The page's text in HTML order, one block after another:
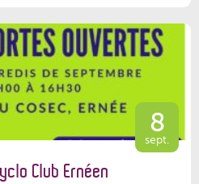
8
sept.
Club Ernéen